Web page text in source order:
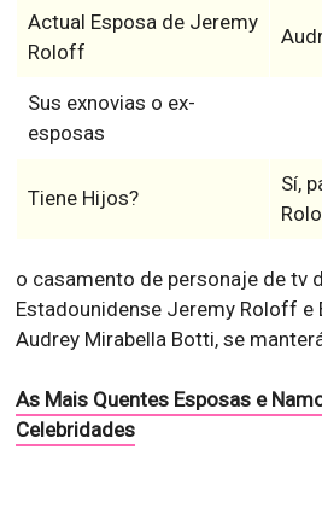
Actual Esposa de Jeremy
Roloff
Sus exnovias o ex-
esposas
Tiene Hijos?
Sí,
o casamento de personaje de tv
Estadounidense Jeremy Roloff e
Audrey Mirabella Botti, se
As Mais Quentes Esposas e
Celebridades